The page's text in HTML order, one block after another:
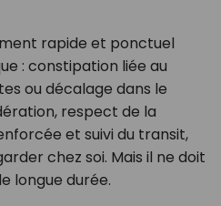
rapide et ponctuel
: constipation liée au
ou décalage dans le
respect de la
et suivi du transit,
chez soi. Mais il ne doit
longue durée.